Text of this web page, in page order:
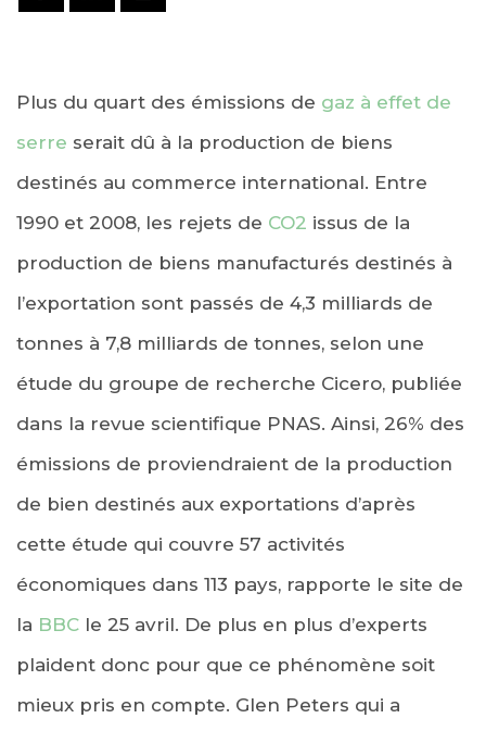
Plus du quart des émissions de gaz à effet de
serre serait dû à la production de biens
destinés au commerce international. Entre
1990 et 2008, les rejets de CO2 issus de la
production de biens manufacturés destinés à
l’exportation sont passés de 4,3 milliards de
tonnes à 7,8 milliards de tonnes, selon une
étude du groupe de recherche Cicero, publiée
dans la revue scientifique PNAS. Ainsi, 26% des
émissions de proviendraient de la production
de bien destinés aux exportations d’après
cette étude qui couvre 57 activités
économiques dans 113 pays, rapporte le site de
la BBC le 25 avril. De plus en plus d’experts
plaident donc pour que ce phénomène soit
mieux pris en compte. Glen Peters qui a